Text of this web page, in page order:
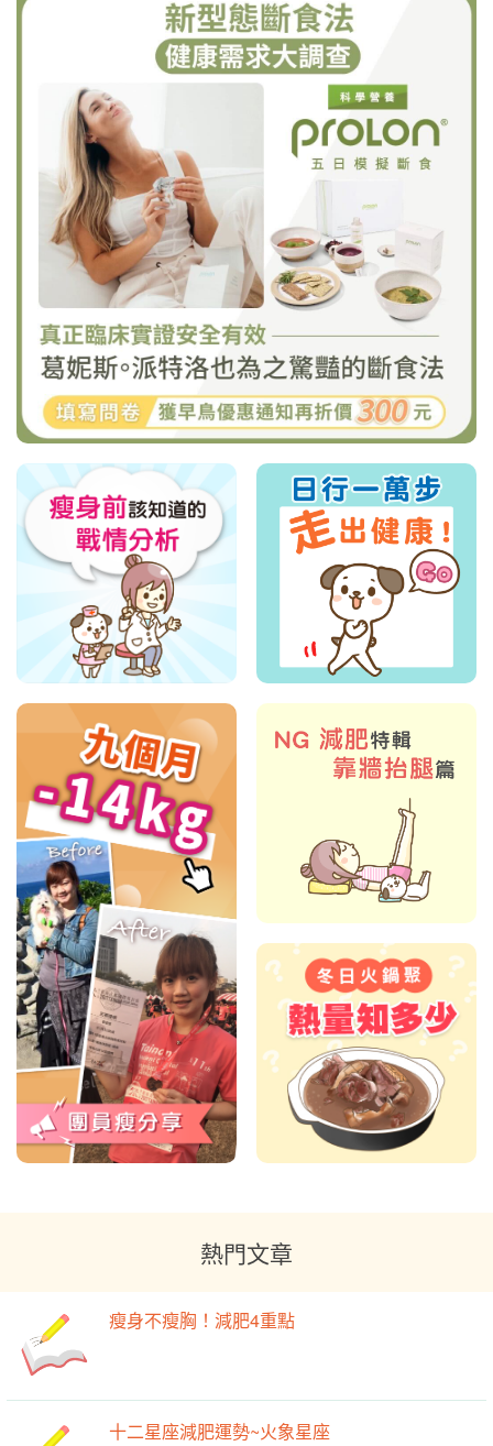
熱門文章
瘦身不瘦胸！減肥4重點
十二星座減肥運勢~火象星座